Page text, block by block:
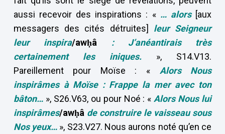
aussi recevoir des inspirations : « … alors[aux
messagers des cités détruites] leur Seigneur
leur inspira/awḥâ
: J’anéantirais très
certainement les iniques. », S14.V13.
Pareillement pour Moïse : « Alors Nous
inspirâmes à Moïse : Frappe la mer avec ton
bâton… », S26.V63, ou pour Noé : « Alors Nous lui
inspirâmes/awḥâ de construire le vaisseau sous
Nos yeux… », S23.V27. Nous aurons noté qu’en ce